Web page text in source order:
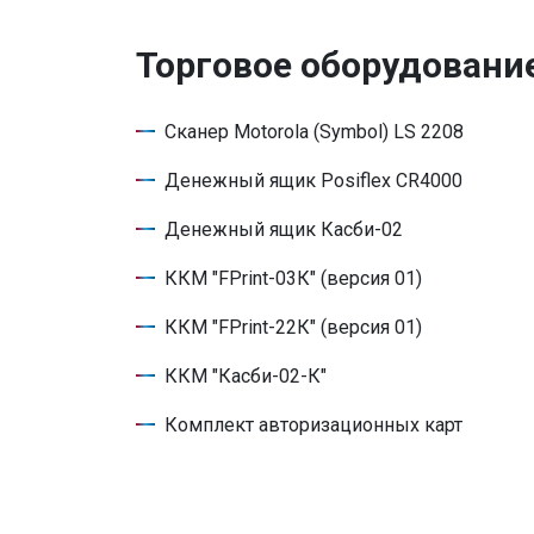
Торговое
Сканер Motorola (Symbol) LS 2208
Денежный ящик Posiflex CR4000
Денежный ящик Касби-02
ККМ "FPrint-03К" (версия 01)
ККМ "FPrint-22К" (версия 01)
ККМ "Касби-02-К"
Комплект авторизационных карт